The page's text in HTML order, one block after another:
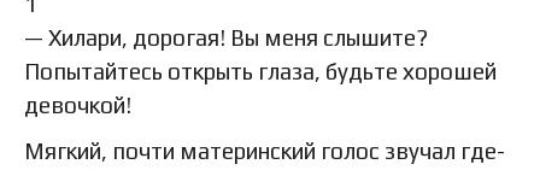
— Хилари, дорогая! Вы меня слышите?
Попытайтесь открыть глаза, будьте хорошей
девочкой!
Мягкий, почти материнский голос звучал где-